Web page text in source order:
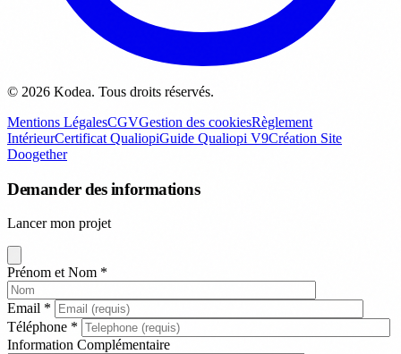
© 2026 Kodea. Tous droits réservés.
Mentions LégalesCGVGestion des cookiesRèglement
IntérieurCertificat QualiopiGuide Qualiopi V9Création Site
Doogether
Demander des informations
Lancer mon projet
Prénom et Nom *
Email *
Téléphone *
Information Complémentaire